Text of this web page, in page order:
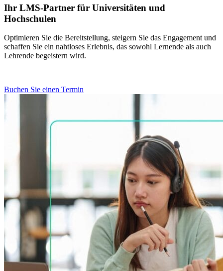
Ihr LMS-Partner für Universitäten und
Hochschulen
Optimieren Sie die Bereitstellung, steigern Sie das Engagement und
schaffen Sie ein nahtloses Erlebnis, das sowohl Lernende als auch
Lehrende begeistern wird.
Buchen Sie einen Termin